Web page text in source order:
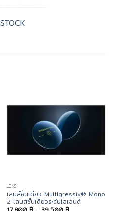
LENS
เลนส์ชั้นเดียว Multigressiv® Mono
2 เลนส์ชั้นเดียวระดับไฮเอนด์
Price